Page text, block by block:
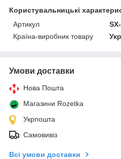
Користувальницькі
Артикул
Країна-виробник товару
Умови доставки
Нова Пошта
Магазини Rozetka
Укрпошта
Самовивіз
Всі умови доставки